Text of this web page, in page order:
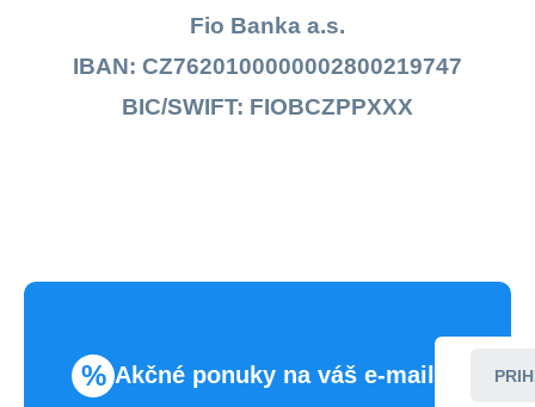
Fio Banka a.s.
IBAN: CZ7620100000002800219747
BIC/SWIFT: FIOBCZPPXXX
% Akčné ponuky na váš e-mail